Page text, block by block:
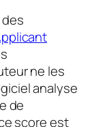
ne les
analyse
de
score est